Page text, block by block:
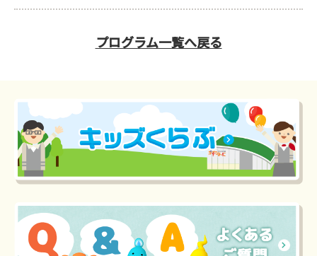
プログラム一覧へ戻る